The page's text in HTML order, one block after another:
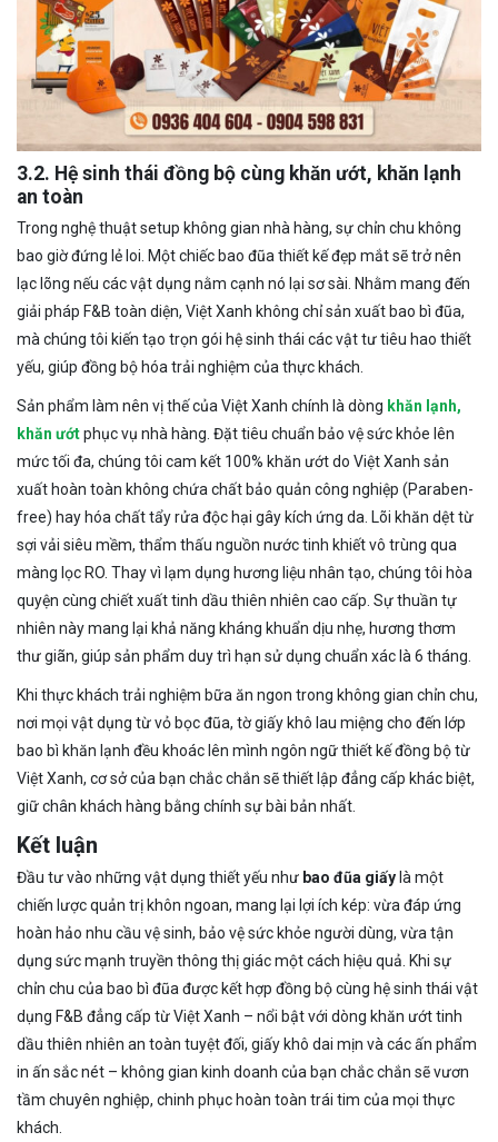
3.2. Hệ sinh thái đồng bộ cùng khăn ướt, khăn lạnh
an toàn
Trong nghệ thuật setup không gian nhà hàng, sự chỉn chu không
bao giờ đứng lẻ loi. Một chiếc bao đũa thiết kế đẹp mắt sẽ trở nên
lạc lõng nếu các vật dụng nằm cạnh nó lại sơ sài. Nhằm mang đến
giải pháp F&B toàn diện, Việt Xanh không chỉ sản xuất bao bì đũa,
mà chúng tôi kiến tạo trọn gói hệ sinh thái các vật tư tiêu hao thiết
yếu, giúp đồng bộ hóa trải nghiệm của thực khách.
Sản phẩm làm nên vị thế của Việt Xanh chính là dòng khăn lạnh,
khăn ướtphục vụ nhà hàng. Đặt tiêu chuẩn bảo vệ sức khỏe lên
mức tối đa, chúng tôi cam kết 100% khăn ướt do Việt Xanh sản
xuất hoàn toàn không chứa chất bảo quản công nghiệp (Paraben-
free) hay hóa chất tẩy rửa độc hại gây kích ứng da. Lõi khăn dệt từ
sợi vải siêu mềm, thẩm thấu nguồn nước tinh khiết vô trùng qua
màng lọc RO. Thay vì lạm dụng hương liệu nhân tạo, chúng tôi hòa
quyện cùng chiết xuất tinh dầu thiên nhiên cao cấp. Sự thuần tự
nhiên này mang lại khả năng kháng khuẩn dịu nhẹ, hương thơm
thư giãn, giúp sản phẩm duy trì hạn sử dụng chuẩn xác là 6 tháng.
Khi thực khách trải nghiệm bữa ăn ngon trong không gian chỉn chu,
nơi mọi vật dụng từ vỏ bọc đũa, tờ giấy khô lau miệng cho đến lớp
bao bì khăn lạnh đều khoác lên mình ngôn ngữ thiết kế đồng bộ từ
Việt Xanh, cơ sở của bạn chắc chắn sẽ thiết lập đẳng cấp khác biệt,
giữ chân khách hàng bằng chính sự bài bản nhất.
Kết luận
Đầu tư vào những vật dụng thiết yếu như bao đũa giấy là một
chiến lược quản trị khôn ngoan, mang lại lợi ích kép: vừa đáp ứng
hoàn hảo nhu cầu vệ sinh, bảo vệ sức khỏe người dùng, vừa tận
dụng sức mạnh truyền thông thị giác một cách hiệu quả. Khi sự
chỉn chu của bao bì đũa được kết hợp đồng bộ cùng hệ sinh thái vật
dụng F&B đẳng cấp từ Việt Xanh – nổi bật với dòng khăn ướt tinh
dầu thiên nhiên an toàn tuyệt đối, giấy khô dai mịn và các ấn phẩm
in ấn sắc nét – không gian kinh doanh của bạn chắc chắn sẽ vươn
tầm chuyên nghiệp, chinh phục hoàn toàn trái tim của mọi thực
khách.